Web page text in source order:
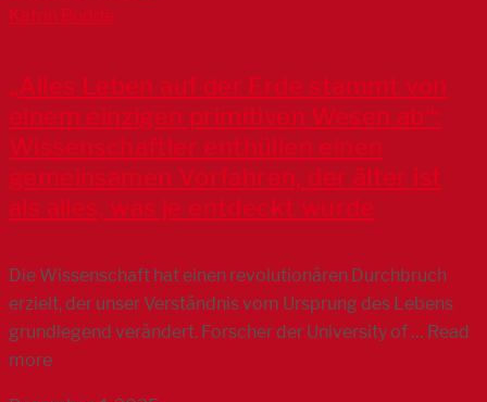
Katrin Budde
„Alles Leben auf der Erde stammt von
einem einzigen primitiven Wesen ab“:
Wissenschaftler enthüllen einen
gemeinsamen Vorfahren, der älter ist
als alles, was je entdeckt wurde
Die Wissenschaft hat einen revolutionären Durchbruch
erzielt, der unser Verständnis vom Ursprung des Lebens
grundlegend verändert. Forscher der University of … Read
more